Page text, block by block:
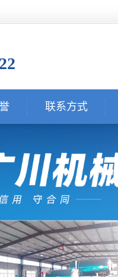
联系方式